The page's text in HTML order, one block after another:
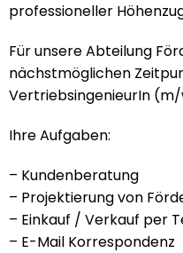
professioneller
Für unsere Abteilung
nächstmöglichen
VertriebsingenieurIn
Ihre Aufgaben:
– Kundenberatung
– Projektierung von
– Einkauf / Verkauf per
– E-Mail Korrespondenz